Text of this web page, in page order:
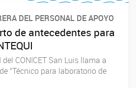
DEL PERSONAL DE APOYO
de antecedentes para
CONICET San Luis llama a
“Técnico para laboratorio de